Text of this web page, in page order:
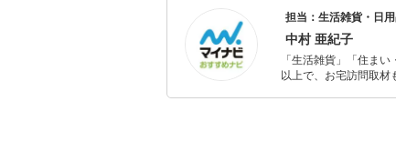
担当：生活雑貨・日
中村 亜紀子
「生活雑貨」「住ま
以上で、お宅訪問取